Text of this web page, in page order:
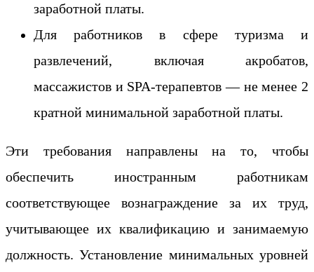
заработной платы.
Для работников в сфере туризма и
развлечений, включая акробатов,
массажистов и SPA-терапевтов — не менее 2
кратной минимальной заработной платы.
Эти требования направлены на то, чтобы
обеспечить иностранным работникам
соответствующее вознаграждение за их труд,
учитывающее их квалификацию и занимаемую
должность. Установление минимальных уровней